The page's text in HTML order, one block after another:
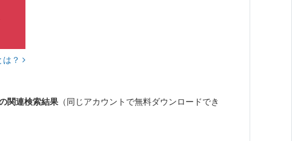
は？
関連検索結果 （同じアカウントで無料ダウンロードでき